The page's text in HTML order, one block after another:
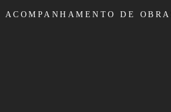
ACOMPANHAMENTO DE